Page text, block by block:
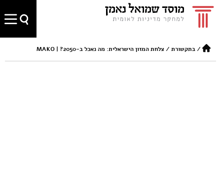
/בתקשורת /צלחת המזון הישראלית: מה נאכל ב-2050? | MAKO